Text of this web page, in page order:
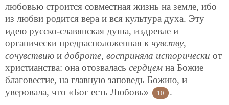
любовью строится совместная жизнь на земле, ибо
из любви родится вера и вся культура духа. Эту
идею русско-славянская душа, издревле и
органически предрасположенная к чувству,
сочувствию и доброте, восприняла исторически от
христианства: она отозвалась сердцем на Божие
благовестие, на главную заповедь Божию, и
уверовала, что «Бог есть Любовь»
10 .